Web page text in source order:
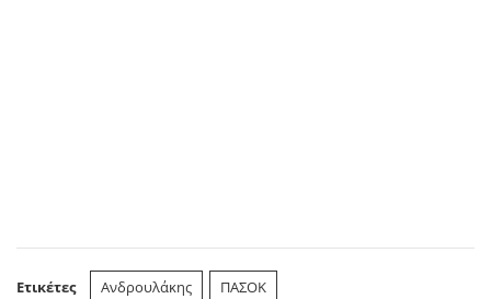
Ετικέτες Ανδρουλάκης ΠΑΣΟΚ